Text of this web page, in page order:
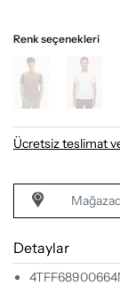
Renk seçenekleri
Ücretsiz teslimat
Detaylar